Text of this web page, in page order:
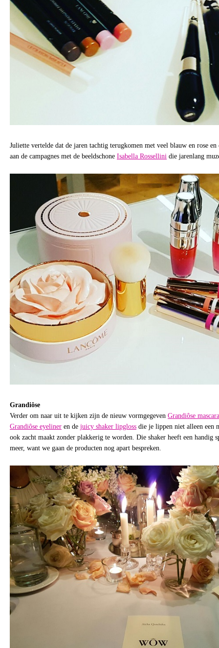
Juliette vertelde dat de jaren tachtig terugkomen met veel blauw en rose en
aan de campagnes met de beeldschone Isabella Rossellini die jarenlang
Grandiôse
Verder om naar uit te kijken zijn de nieuw vormgegeven Grandiôse mascara
Grandiôse eyeliner en de juicy shaker lipgloss die je lippen niet alleen een
ook zacht maakt zonder plakkerig te worden. Die shaker heeft een handig
meer, want we gaan de producten nog apart bespreken.